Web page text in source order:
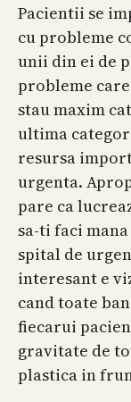
Pacientii se
cu probleme
unii din ei de
probleme
stau maxim
ultima
resursa
urgenta.
pare ca
sa-ti faci
spital de
interesant e
cand toate
fiecarui
gravitate de
plastica in